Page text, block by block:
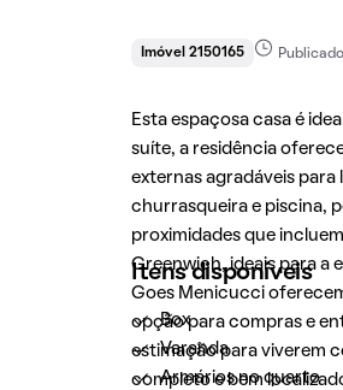
Imóvel 2150165
Esta espaçosa casa é
suíte, a residência
externas agradáveis
churrasqueira e piscina,
proximidades que
Greenwich, ideais para a
Goes Menicucci
opção para compras e
estimação para viverem
completo e bem
Itens disponíveis
Box
Varanda
Armários no quarto